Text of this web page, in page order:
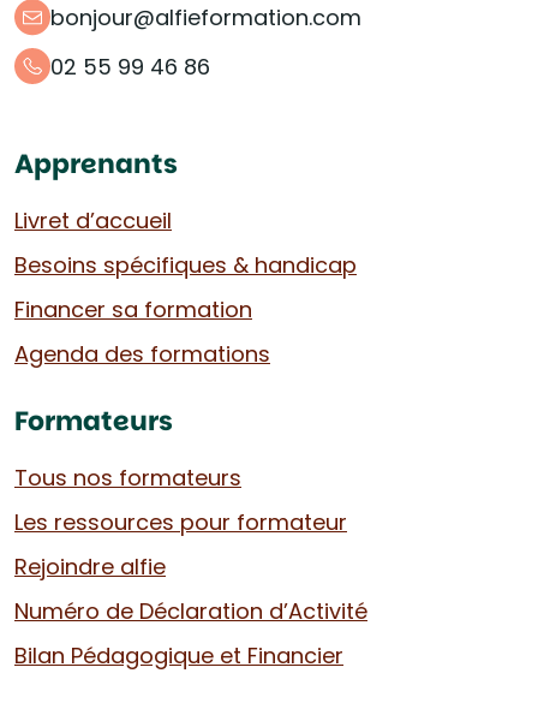
bonjour@alfieformation.com
02 55 99 46 86
Apprenants
Livret d’accueil
Besoins spécifiques & handicap
Financer sa formation
Agenda des formations
Formateurs
Tous nos formateurs
Les ressources pour formateur
Rejoindre alfie
Numéro de Déclaration d’Activité
Bilan Pédagogique et Financier